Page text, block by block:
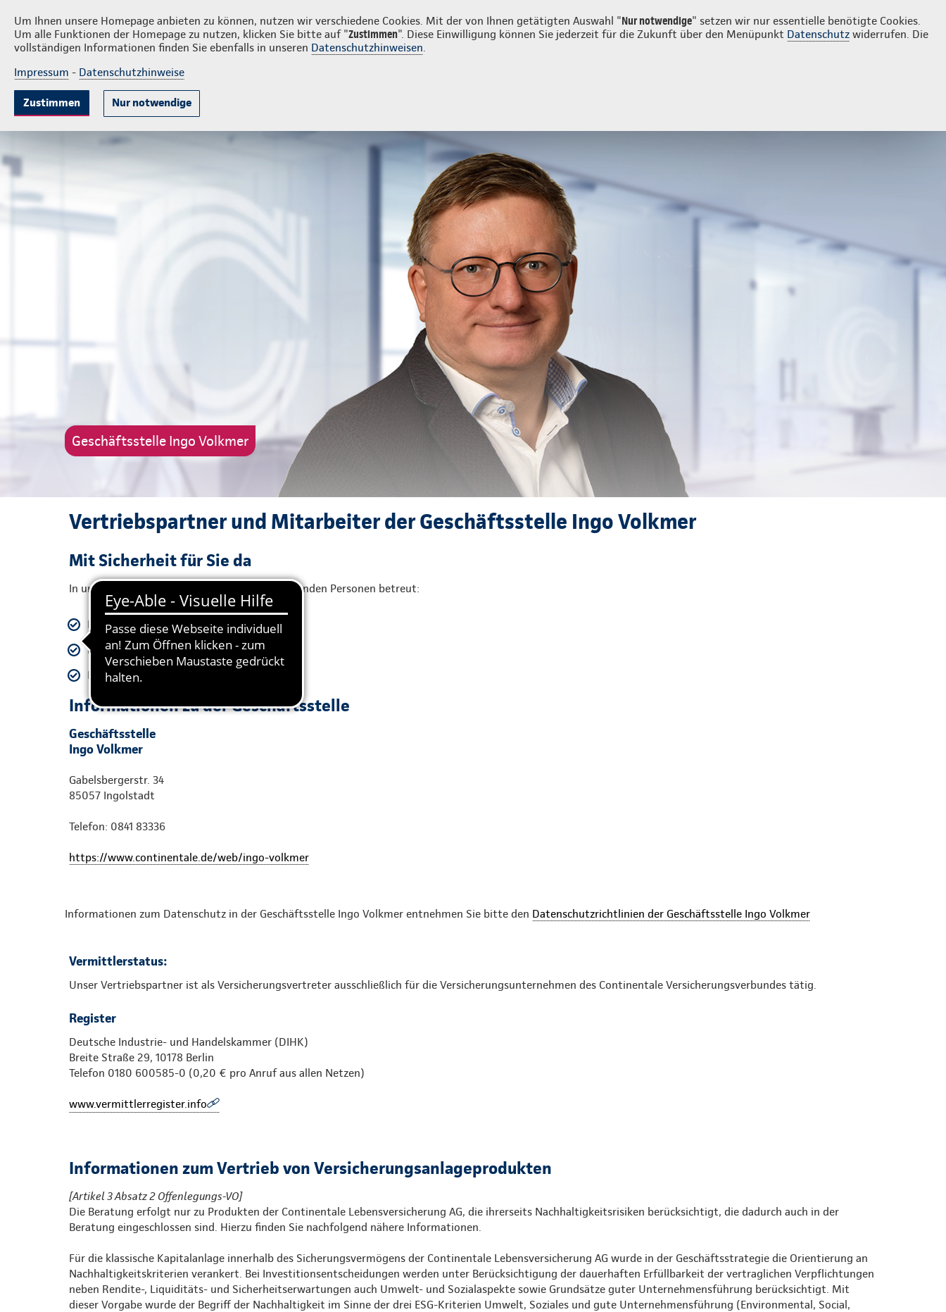
Um Ihnen unsere Homepage anbieten zu können, nutzen wir verschiedene Cookies. Mit der von Ihnen getätigten Auswahl "Nur notwendige" setzen wir nur essentielle benötigte Cookies.
Um alle Funktionen der Homepage zu nutzen, klicken Sie bitte auf "Zustimmen". Diese Einwilligung können Sie jederzeit für die Zukunft über den Menüpunkt Datenschutz widerrufen. Die
vollständigen Informationen finden Sie ebenfalls in unseren Datenschutzhinweisen.
Impressum - Datenschutzhinweise
Zustimmen Nur notwendige
Ingo Volkmer Privatkunden Firmenkunden Login Kontakt 0841 83336
KrankenversicherungLebensversicherung
Geschäftsstelle Ingo Volkmer
Geschäftsstelle Ingo Volkmer
Vertriebspartner und Mitarbeiter der Geschäftsstelle Ingo Volkmer
Mit Sicherheit für Sie da
In unserer Geschäftsstelle werden Sie von folgenden Personen betreut:
Ingo Volkmer
Birgit Hoyer
Barbara Müller
Informationen zu der Geschäftsstelle
Geschäftsstelle
Ingo Volkmer
Gabelsbergerstr. 34
85057 Ingolstadt
Telefon: 0841 83336
https://www.continentale.de/web/ingo-volkmer
Informationen zum Datenschutz in der Geschäftsstelle Ingo Volkmer entnehmen Sie bitte den Datenschutzrichtlinien der Geschäftsstelle Ingo Volkmer
Vermittlerstatus:
Unser Vertriebspartner ist als Versicherungsvertreter ausschließlich für die Versicherungsunternehmen des Continentale Versicherungsverbundes tätig.
Register
Deutsche Industrie- und Handelskammer (DIHK)
Breite Straße 29, 10178 Berlin
Telefon 0180 600585-0 (0,20 € pro Anruf aus allen Netzen)
www.vermittlerregister.info
Informationen zum Vertrieb von Versicherungsanlageprodukten
[Artikel 3 Absatz 2 Offenlegungs-VO]
Die Beratung erfolgt nur zu Produkten der Continentale Lebensversicherung AG, die ihrerseits Nachhaltigkeitsrisiken berücksichtigt, die dadurch auch in der
Beratung eingeschlossen sind. Hierzu finden Sie nachfolgend nähere Informationen.
Für die klassische Kapitalanlage innerhalb des Sicherungsvermögens der Continentale Lebensversicherung AG wurde in der Geschäftsstrategie die Orientierung an
Nachhaltigkeitskriterien verankert. Bei Investitionsentscheidungen werden unter Berücksichtigung der dauerhaften Erfüllbarkeit der vertraglichen Verpflichtungen
neben Rendite-, Liquiditäts- und Sicherheitserwartungen auch Umwelt- und Sozialaspekte sowie Grundsätze guter Unternehmensführung berücksichtigt. Mit
dieser Vorgabe wurde der Begriff der Nachhaltigkeit im Sinne der drei ESG-Kriterien Umwelt, Soziales und gute Unternehmensführung (Environmental, Social,